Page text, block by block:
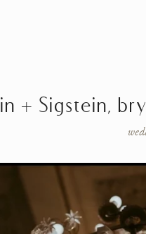
+ Sigstein,